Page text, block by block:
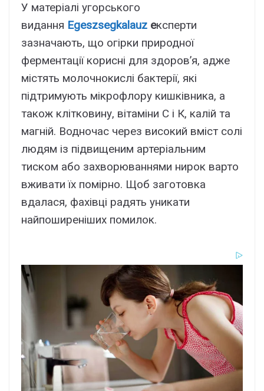
У матеріалі угорського
видання Egeszsegkalauz експерти
зазначають, що огірки природної
ферментації корисні для здоров’я, адже
містять молочнокислі бактерії, які
підтримують мікрофлору кишківника, а
також клітковину, вітаміни С і К, калій та
магній. Водночас через високий вміст солі
людям із підвищеним артеріальним
тиском або захворюваннями нирок варто
вживати їх помірно. Щоб заготовка
вдалася, фахівці радять уникати
найпоширеніших помилок.